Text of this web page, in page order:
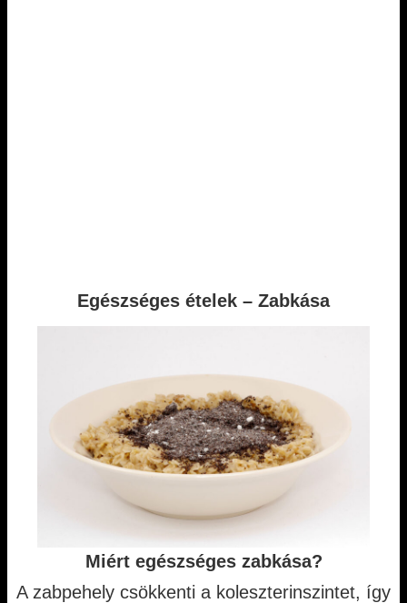
Egészséges ételek – Zabkása
Miért egészséges zabkása?
A zabpehely csökkenti a koleszterinszintet, így